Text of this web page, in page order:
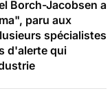
Borch-Jacobsen a
paru aux
spécialistes
d'alerte qui